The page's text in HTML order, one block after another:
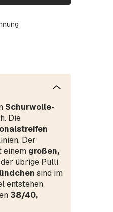
Schurwolle-
Die
Der
einem großen,
übrige Pulli
sind im
entstehen
38/40,